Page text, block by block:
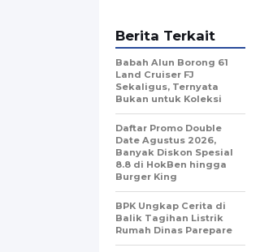
Berita Terkait
Babah Alun Borong 61
Land Cruiser FJ
Sekaligus, Ternyata
Bukan untuk Koleksi
Daftar Promo Double
Date Agustus 2026,
Banyak Diskon Spesial
8.8 di HokBen hingga
Burger King ‎
BPK Ungkap Cerita di
Balik Tagihan Listrik
Rumah Dinas Parepare